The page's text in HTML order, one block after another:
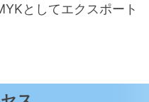
としてエクスポート